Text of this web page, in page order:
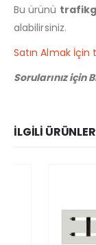
Bu ürünü
alabilirsiniz.
Satın Almak İçin
Sorularınız için
İLGILI ÜRÜNLER